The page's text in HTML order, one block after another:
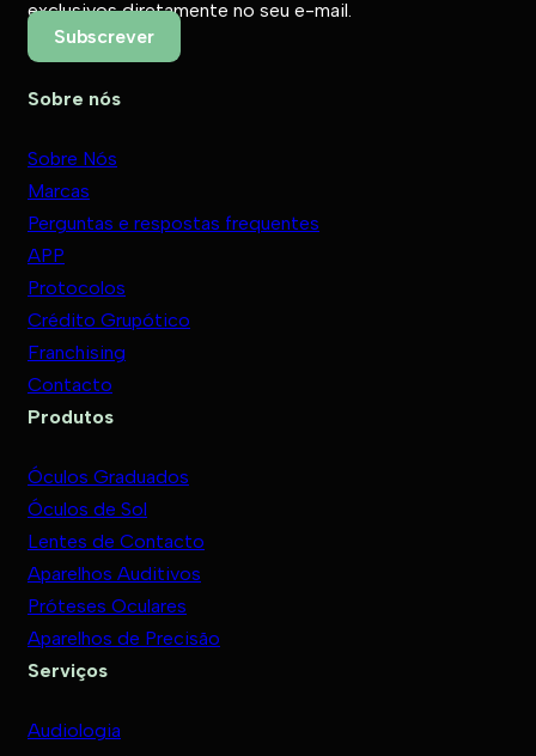
exclusivos diretamente no seu e-mail.
Subscrever
Sobre nós
Sobre Nós
Marcas
Perguntas e respostas frequentes
APP
Protocolos
Crédito Grupótico
Franchising
Contacto
Produtos
Óculos Graduados
Óculos de Sol
Lentes de Contacto
Aparelhos Auditivos
Próteses Oculares
Aparelhos de Precisão
Serviços
Audiologia